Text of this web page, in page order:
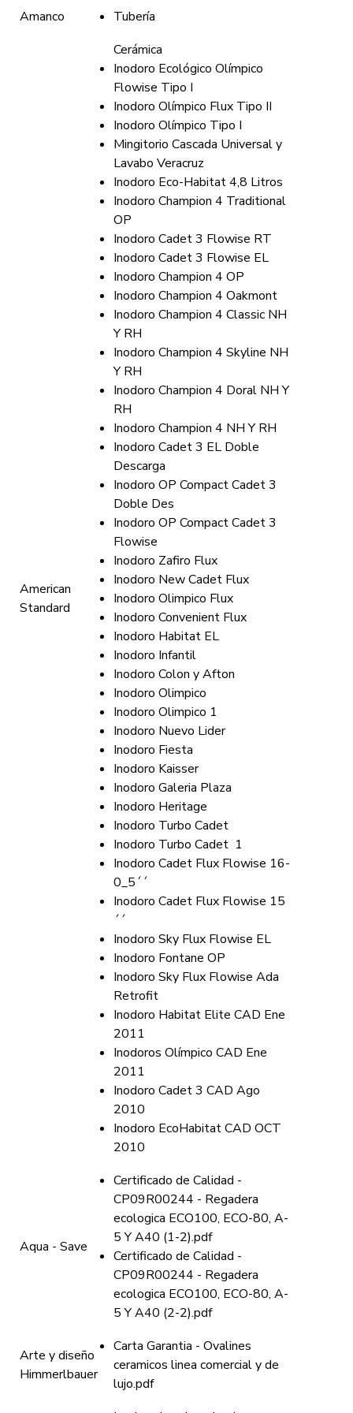
Amanco Tubería
American
Standard
Cerámica
Inodoro Ecológico Olímpico
Flowise Tipo I
Inodoro Olímpico Flux Tipo II
Inodoro Olímpico Tipo I
Mingitorio Cascada Universal y
Lavabo Veracruz
Inodoro Eco-Habitat 4,8 Litros
Inodoro Champion 4 Traditional
OP
Inodoro Cadet 3 Flowise RT
Inodoro Cadet 3 Flowise EL
Inodoro Champion 4 OP
Inodoro Champion 4 Oakmont
Inodoro Champion 4 Classic NH
Y RH
Inodoro Champion 4 Skyline NH
Y RH
Inodoro Champion 4 Doral NH Y
RH
Inodoro Champion 4 NH Y RH
Inodoro Cadet 3 EL Doble
Descarga
Inodoro OP Compact Cadet 3
Doble Des
Inodoro OP Compact Cadet 3
Flowise
Inodoro Zafiro Flux
Inodoro New Cadet Flux
Inodoro Olimpico Flux
Inodoro Convenient Flux
Inodoro Habitat EL
Inodoro Infantil
Inodoro Colon y Afton
Inodoro Olimpico
Inodoro Olimpico 1
Inodoro Nuevo Lider
Inodoro Fiesta
Inodoro Kaisser
Inodoro Galeria Plaza
Inodoro Heritage
Inodoro Turbo Cadet
Inodoro Turbo Cadet 1
Inodoro Cadet Flux Flowise 16-
0_5´´
Inodoro Cadet Flux Flowise 15
´´
Inodoro Sky Flux Flowise EL
Inodoro Fontane OP
Inodoro Sky Flux Flowise Ada
Retrofit
Inodoro Habitat Elite CAD Ene
2011
Inodoros Olímpico CAD Ene
2011
Inodoro Cadet 3 CAD Ago
2010
Inodoro EcoHabitat CAD OCT
2010
Aqua - Save
Certificado de Calidad -
CP09R00244 - Regadera
ecologica ECO100, ECO-80, A-
5 Y A40 (1-2).pdf
Certificado de Calidad -
CP09R00244 - Regadera
ecologica ECO100, ECO-80, A-
5 Y A40 (2-2).pdf
Arte y diseño
Himmerlbauer
Carta Garantia - Ovalines
ceramicos linea comercial y de
lujo.pdf